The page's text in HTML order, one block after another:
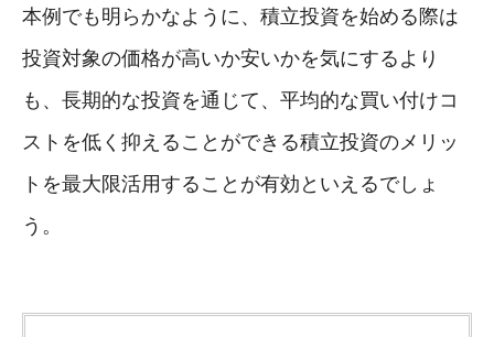
本例でも明らかなように、積立投資を始める際は
投資対象の価格が高いか安いかを気にするより
も、長期的な投資を通じて、平均的な買い付けコ
ストを低く抑えることができる積立投資のメリッ
トを最大限活用することが有効といえるでしょ
う。